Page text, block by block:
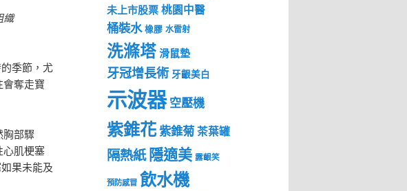
織
季節，尤
奪走寶
胸部驟
心肌梗塞
果未能及
未上市股票桃園中醫
桶裝水 橡膠 水雷射
洗滌塔滑鼠墊
牙冠增長術 牙齦美白
示波器 空壓機
紫錐花紫錐菊茶葉罐
隔熱紙隱適美 露齦笑
預防感冒 飲水機